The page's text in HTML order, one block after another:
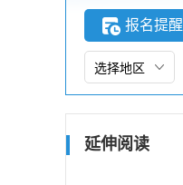
报名提醒
延伸阅读